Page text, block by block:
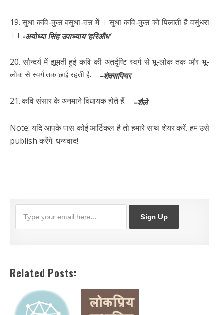
19. सुधा कवि-कुल वसुधा-तल में । सुधा कवि-कुल को पिलाती है वसुंधरा
।। -अयोध्या सिंह उपाध्याय ‘हरिऔध’
20. सौन्दर्य में झूमती हुई कवि की अंतर्दृष्टि स्वर्ग से भू-लोक तक और भू-
लोक से स्वर्ग तक छाई रहती है. –शेक्सपियर
21. कवि संसार के अनमाने विधायक होते हैं. –शैले
Note: यदि आपके पास कोई आर्टिकल है तो हमारे साथ शेयर करें. हम उसे
publish करेंगे. धन्यवाद!
Related Posts: